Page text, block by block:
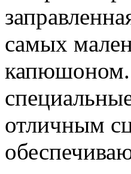
самых
капюшоном.
отличным